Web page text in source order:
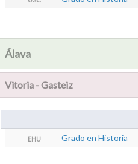
Álava
Vitoria - Gasteiz
EHU Grado en Historia